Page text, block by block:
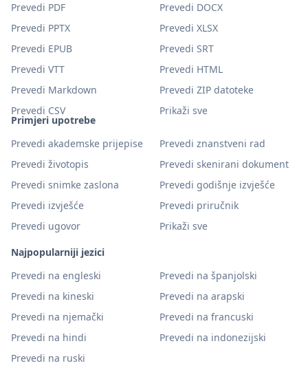
Primjeri upotrebe
Prevedi akademske prijepise
Prevedi znanstveni rad
Prevedi životopis
Prevedi skenirani dokument
Prevedi snimke zaslona
Prevedi godišnje izvješće
Prevedi izvješće
Prevedi priručnik
Prevedi ugovor
Prikaži sve
Najpopularniji jezici
Prevedi na engleski
Prevedi na španjolski
Prevedi na kineski
Prevedi na arapski
Prevedi na njemački
Prevedi na francuski
Prevedi na hindi
Prevedi na indonezijski
Prevedi na ruski
Prevedi PDF
Prevedi DOCX
Prevedi PPTX
Prevedi XLSX
Prevedi EPUB
Prevedi SRT
Prevedi VTT
Prevedi HTML
Prevedi Markdown
Prevedi ZIP datoteke
Prevedi CSV
Prikaži sve